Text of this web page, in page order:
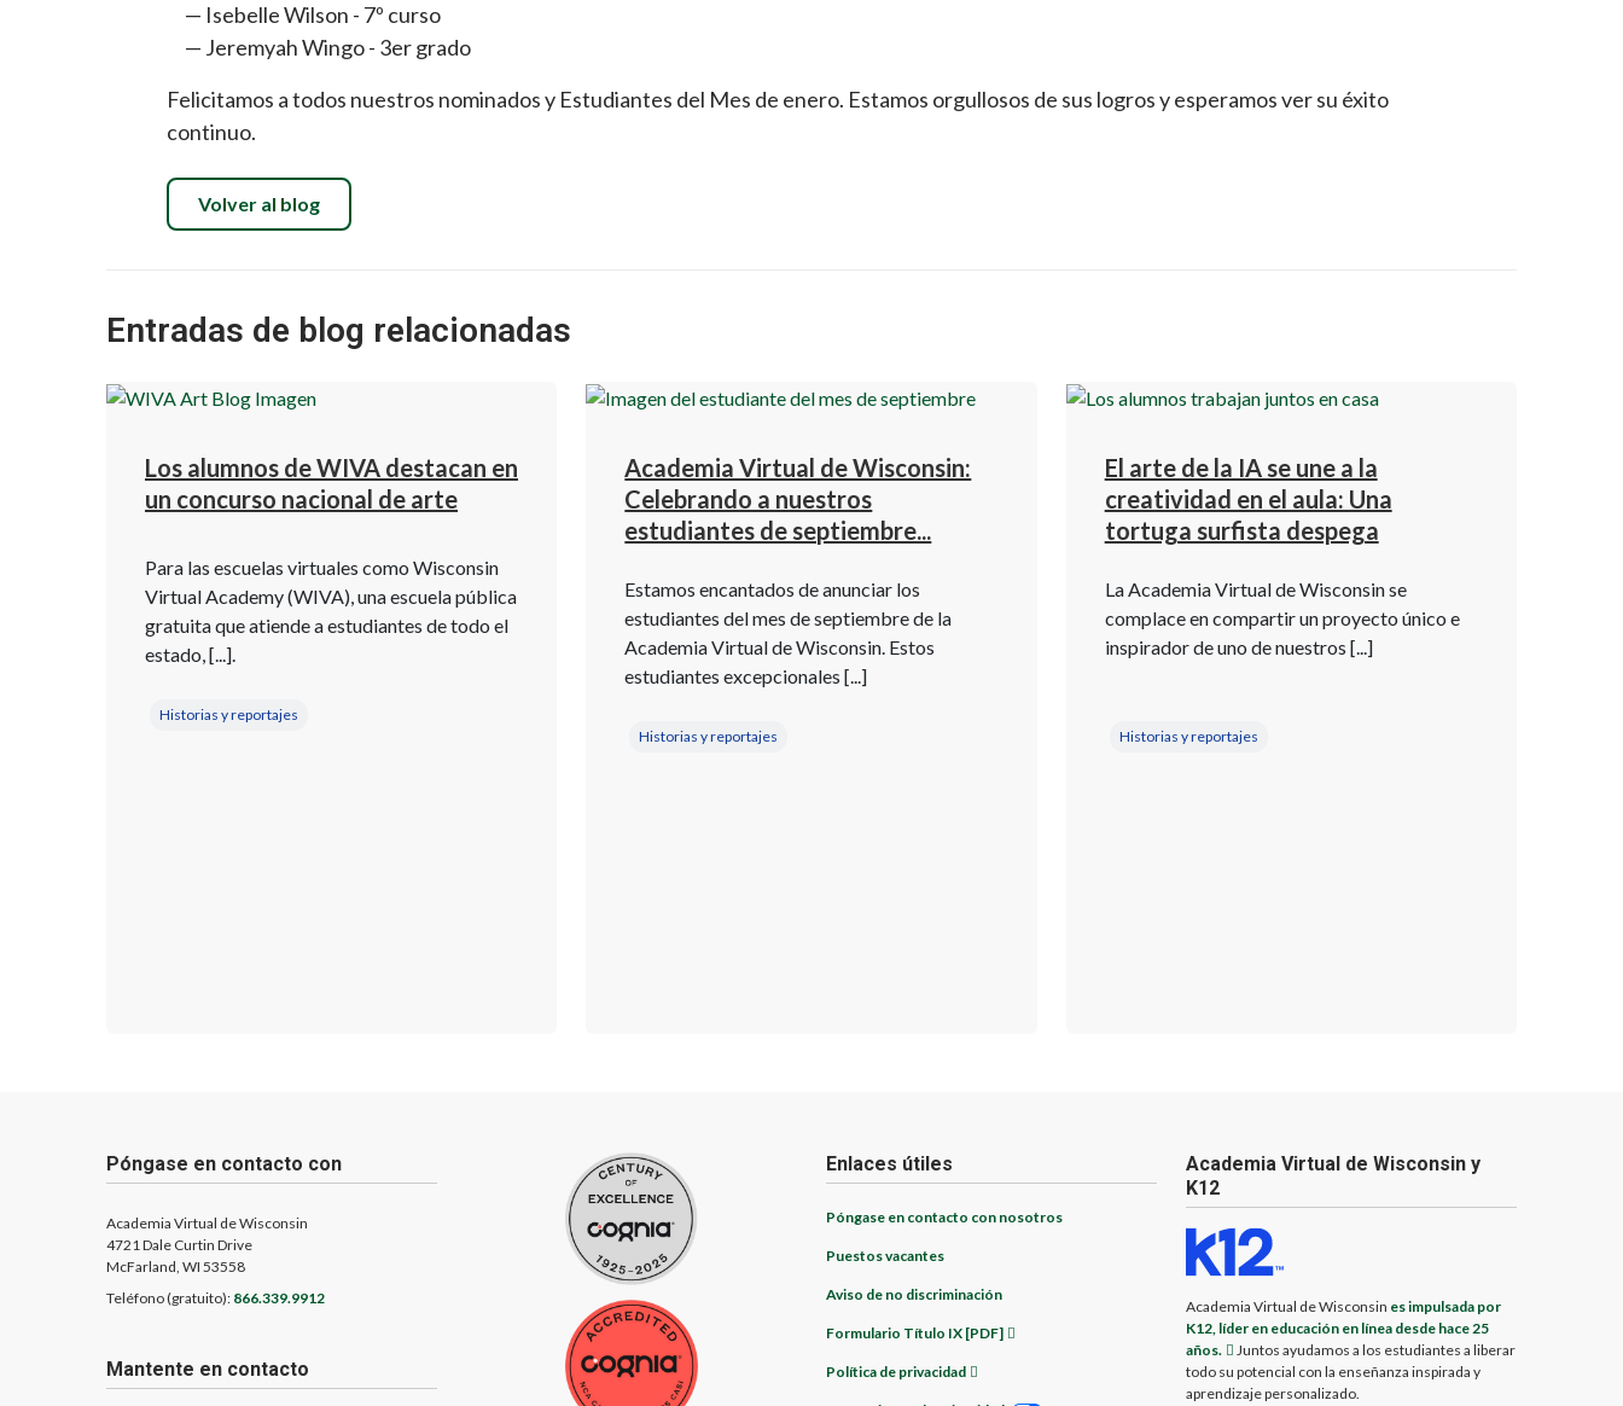
Isebelle Wilson - 7º curso
Jeremyah Wingo - 3er grado
Felicitamos a todos nuestros nominados y Estudiantes del Mes de enero. Estamos orgullosos de sus logros y esperamos ver su éxito
continuo.
Volver al blog
Entradas de blog relacionadas
Los alumnos de WIVA destacan en
un concurso nacional de arte
Para las escuelas virtuales como Wisconsin
Virtual Academy (WIVA), una escuela pública
gratuita que atiende a estudiantes de todo el
estado, [...].
Historias y reportajes
Academia Virtual de Wisconsin:
Celebrando a nuestros
estudiantes de septiembre...
Estamos encantados de anunciar los
estudiantes del mes de septiembre de la
Academia Virtual de Wisconsin. Estos
estudiantes excepcionales [...]
Historias y reportajes
El arte de la IA se une a la
creatividad en el aula: Una
tortuga surfista despega
La Academia Virtual de Wisconsin se
complace en compartir un proyecto único e
inspirador de uno de nuestros [...]
Historias y reportajes
Póngase en contacto con
Academia Virtual de Wisconsin
4721 Dale Curtin Drive
McFarland, WI 53558
Teléfono (gratuito): 866.339.9912
Mantente en contacto
Enlaces útiles
Póngase en contacto con nosotros
Puestos vacantes
Aviso de no discriminación
Formulario Título IX [PDF]
Política de privacidad
Academia Virtual de Wisconsin y
K12
Academia Virtual de Wisconsin es impulsada por
K12, líder en educación en línea desde hace 25
años.
Juntos ayudamos a los estudiantes a liberar
todo su potencial con la enseñanza inspirada y
aprendizaje personalizado.